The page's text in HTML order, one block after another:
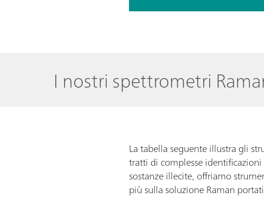
I nostri spettrometri
La tabella seguente illustra gli
tratti di complesse
sostanze illecite, offriamo
più sulla soluzione Raman